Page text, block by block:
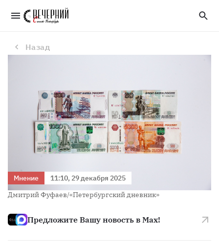
Анна Федюнина: Старый рост закончился
Назад
Мнение
11:10, 29 декабря 2025
Дмитрий Фуфаев/«Петербургский дневник»
Предложите Вашу новость в Max!